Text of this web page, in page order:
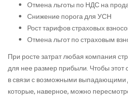
Отмена льготы по НДС на
Снижение порога для УСН
Рост тарифов страховых
Отмена льгот по страховым
При росте затрат любая компания
для нее размер прибыли. Чтобы
в связи с возможными выпадающими
которые, наверное, можно